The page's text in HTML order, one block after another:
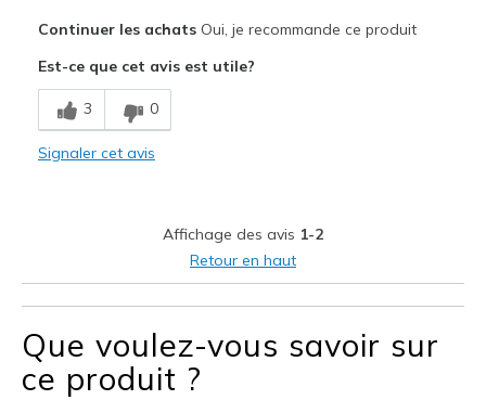
Le contre
Wear Out Quickly
Feels true to width
Sizing
Feels full size too small
View On Shoes
I'm Really Into Shoes
Continuer les achatsOui, je recommande ce produit
Est-ce que cet avis est utile?
3 0
Signaler cet avis
Affichage des avis 1-2
Retour en haut
Que voulez-vous savoir sur
ce produit ?